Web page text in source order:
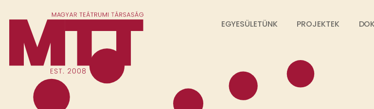
EGYESÜLETÜNK PROJEKTEK